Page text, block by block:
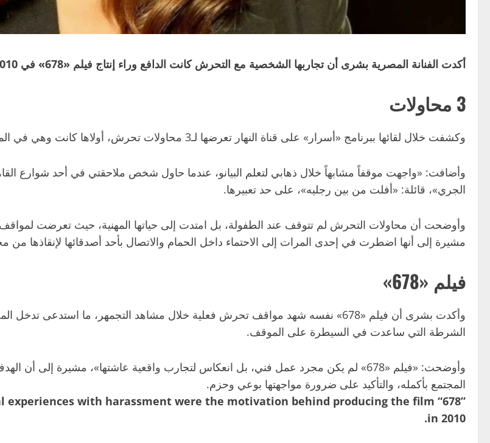
أكدت الفنانة المصرية بشرى أن تجاربها الشخصية مع التحرش كانت الدافع وراء إنتاج فيلم «678» في 2010.
3 محاولات
وكشفت خلال لقائها ببرنامج «أسرار» على قناة النهار تعرضها لـ3 محاولات تحرش، أولاها كانت وهي في المرحلة الابتدائية أثناء استقلالها حافلة في طريقها إلى درس خصوصي.
وأضافت: «واجهت موقفاً مشابهاً خلال ذهابي لتعلم البيانو، عندما حاول شخص ملاحقتي في أحد شوارع
الجري»، قائلة: «أفلت من بين رجليه»، على حد تعبيرها.
وأوضحت أن محاولات التحرش لم تتوقف عند الطفولة، بل امتدت إلى حياتها المهنية، حيث تعرضت
مشيرة إلى أنها اضطرت في إحدى المرات إلى الاحتماء داخل الحمام والاتصال بأحد أصدقائها لإنقاذها من
فيلم «678»
وأكدت بشرى أن فيلم «678» نفسه شهد مواقف تحرش فعلية خلال مشاهد التجمهر، ما
الشرطة التي ساعدت في السيطرة على الموقف.
وأوضحت: «فيلم «678» لم يكن مجرد عمل فني، بل انعكاس لتجارب واقعية عاشتها»، مشيرة
المجتمع بأكمله، والتأكيد على ضرورة مواجهتها بوعي وحزم.
with harassment were the motivation behind producing the film “678”
in 2010.